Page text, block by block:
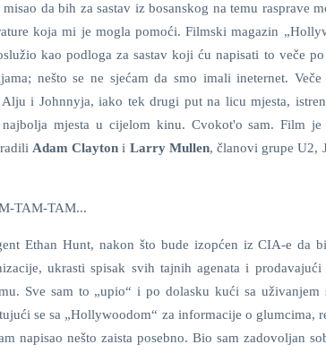
da bih za sastav iz bosanskog na temu rasprave
koja mi je mogla pomoći. Filmski magazin
kao podloga za sastav koji ću napisati to veče
nešto se ne sjećam da smo imali ineternet.
i Johnnyja, iako tek drugi put na licu mjesta,
mjesta u cijelom kinu. Cvokot'o sam. Film
Adam Clayton i Larry Mullen, članovi grupe U2,
TAM-TAM...
Ethan Hunt, nakon što bude izopćen iz CIA-e da
ukrasti spisak svih tajnih agenata i
Sve sam to „upio“ i po dolasku kući sa uživanjem
se sa „Hollywoodom“ za informacije o glumcima,
napisao nešto zaista posebno. Bio sam zadovoljan